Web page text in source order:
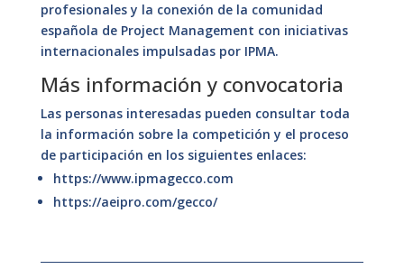
profesionales y la conexión de la comunidad
española de Project Management con iniciativas
internacionales impulsadas por IPMA.
Más información y convocatoria
Las personas interesadas pueden consultar toda
la información sobre la competición y el proceso
de participación en los siguientes enlaces:
https://www.ipmagecco.com
https://aeipro.com/gecco/